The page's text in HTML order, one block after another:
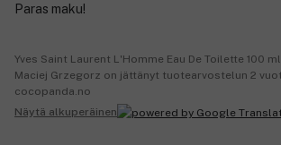
Paras maku!
Yves Saint Laurent L'Homme Eau De Toilette 100 ml
Maciej Grzegorz on jättänyt tuotearvostelun 2
cocopanda.no
Näytä alkuperäinen